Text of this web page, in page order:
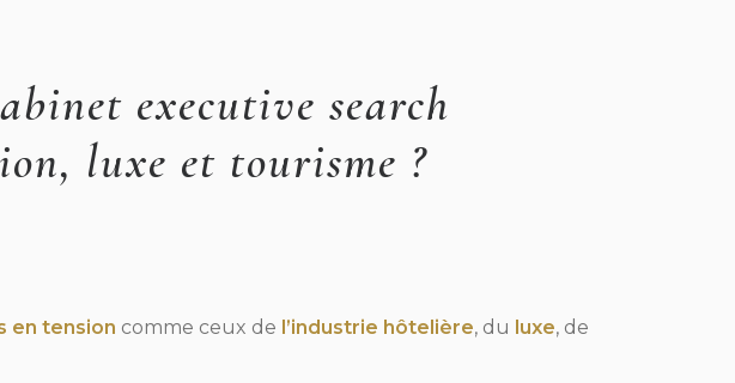
executive search
luxe et tourisme ?
en tension comme ceux de l’industrie hôtelière, du luxe, de